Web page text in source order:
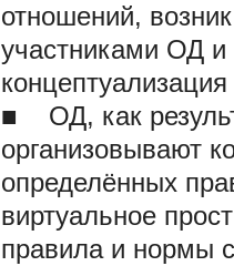
отношений,
участниками ОД и
■
ОД, как
организовывают
определённых
виртуальное
правила и нормы